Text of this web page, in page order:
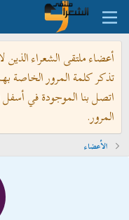
أعضاء ملتقى الشعراء
تذكر كلمة المرور الخاصة
اتصل بنا الموجودة في أسفل
المرور.
الأعضاء